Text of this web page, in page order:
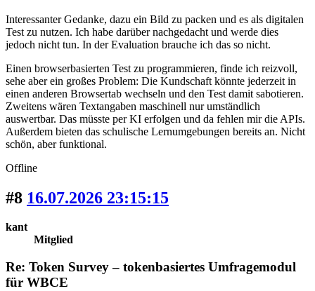
Interessanter Gedanke, dazu ein Bild zu packen und es als digitalen
Test zu nutzen. Ich habe darüber nachgedacht und werde dies
jedoch nicht tun. In der Evaluation brauche ich das so nicht.
Einen browserbasierten Test zu programmieren, finde ich reizvoll,
sehe aber ein großes Problem: Die Kundschaft könnte jederzeit in
einen anderen Browsertab wechseln und den Test damit sabotieren.
Zweitens wären Textangaben maschinell nur umständlich
auswertbar. Das müsste per KI erfolgen und da fehlen mir die APIs.
Außerdem bieten das schulische Lernumgebungen bereits an. Nicht
schön, aber funktional.
Offline
#8 16.07.2026 23:15:15
kant
Mitglied
Re: Token Survey – tokenbasiertes Umfragemodul
für WBCE